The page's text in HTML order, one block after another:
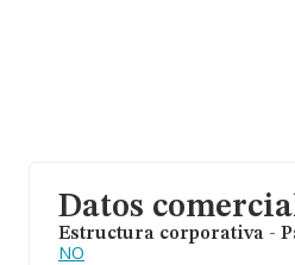
Datos
Estructura corporativa -
NO